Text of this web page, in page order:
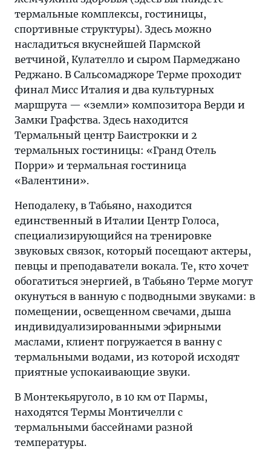
термальные комплексы, гостиницы,
спортивные структуры). Здесь можно
насладиться вкуснейшей Пармской
ветчиной, Кулателло и сыром Пармеджано
Реджано. В Сальсомаджоре Терме проходит
финал Мисс Италия и два культурных
маршрута — «земли» композитора Верди и
Замки Графства. Здесь находится
Термальный центр Баистрокки и 2
термальных гостиницы: «Гранд Отель
Порри» и термальная гостиница
«Валентини».
Неподалеку, в Табьяно, находится
единственный в Италии Центр Голоса,
специализирующийся на тренировке
звуковых связок, который посещают актеры,
певцы и преподаватели вокала. Те, кто хочет
обогатиться энергией, в Табьяно Терме могут
окунуться в ванную с подводными звуками: в
помещении, освещенном свечами, дыша
индивидуализированными эфирными
маслами, клиент погружается в ванну с
термальными водами, из которой исходят
приятные успокаивающие звуки.
В Монтекьяруголо, в 10 км от Пармы,
находятся Термы Монтичелли с
термальными бассейнами разной
температуры.